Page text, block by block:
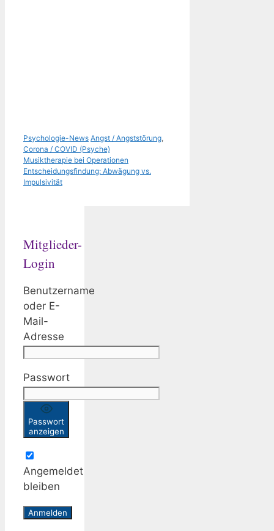
Kategorien
Psychologie-News Schlagwörter
Angst / Angststörung
Corona / COVID (Psyche)
Musiktherapie bei Operationen
Entscheidungsfindung: Abwägung vs.
Impulsivität
Mitglieder-
Login
Benutzername
oder E-
Mail-
Adresse
Passwort
Passwort
anzeigen
Angemeldet
bleiben